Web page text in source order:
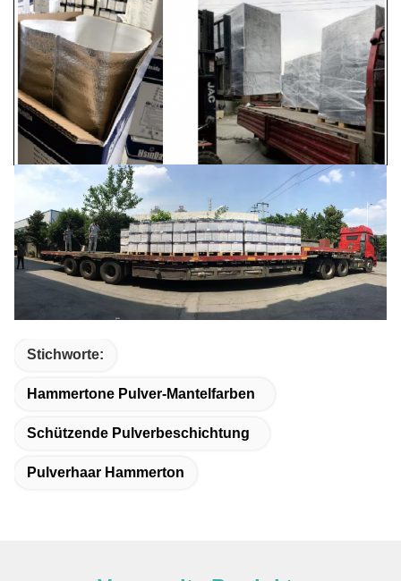
Stichworte:
Hammertone Pulver-Mantelfarben
Schützende Pulverbeschichtung
Pulverhaar Hammerton